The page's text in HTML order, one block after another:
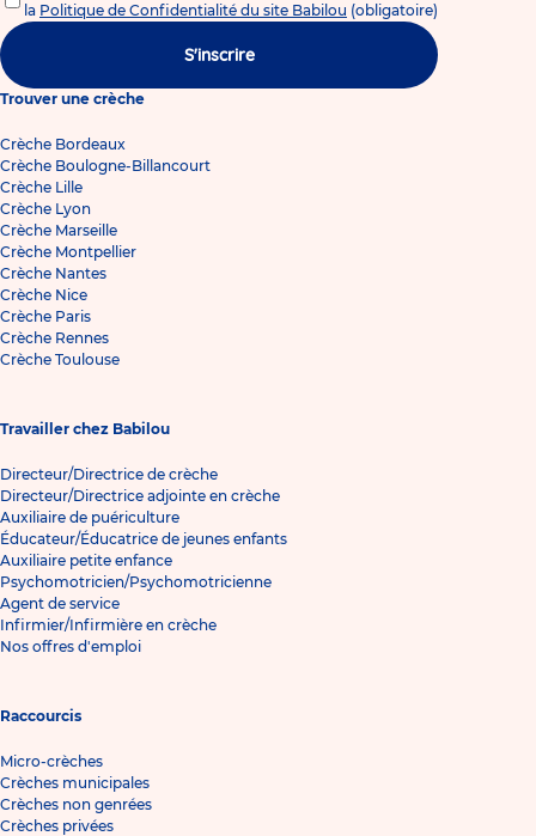
la Politique de Confidentialité du site Babilou (obligatoire)
S'inscrire
Trouver une crèche
Crèche Bordeaux
Crèche Boulogne-Billancourt
Crèche Lille
Crèche Lyon
Crèche Marseille
Crèche Montpellier
Crèche Nantes
Crèche Nice
Crèche Paris
Crèche Rennes
Crèche Toulouse
Travailler chez Babilou
Directeur/Directrice de crèche
Directeur/Directrice adjointe en crèche
Auxiliaire de puériculture
Éducateur/Éducatrice de jeunes enfants
Auxiliaire petite enfance
Psychomotricien/Psychomotricienne
Agent de service
Infirmier/Infirmière en crèche
Nos offres d'emploi
Raccourcis
Micro-crèches
Crèches municipales
Crèches non genrées
Crèches privées